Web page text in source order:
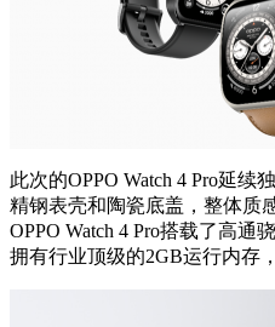
此次的OPPO Watch 4 Pro延续
精钢表壳和陶瓷底盖，整体质
OPPO Watch 4 Pro搭载了高通
拥有行业顶级的2GB运行内存